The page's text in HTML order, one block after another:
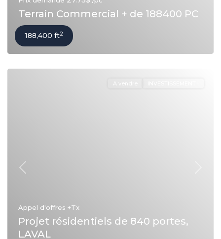
Terrain Commercial + de 188400 PC
188,400 ft2
A vendre
Précédent
Appel d'offres +Tx
Projet résidentiels de 840 portes,
LAVAL